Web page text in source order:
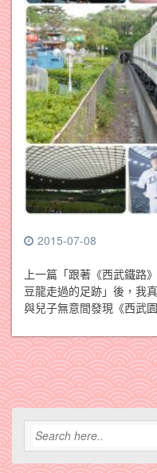
2015-07-08
上一篇「跟著《西武鐵路
豆龍走過的足跡」後，我
與兒子無意間發現《西武